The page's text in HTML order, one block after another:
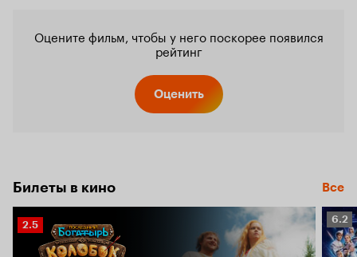
Оцените фильм, чтобы у него поскорее появился
рейтинг
Оценить
Билеты в кино Все
Рейтинг
Кинопоиска
2.5
6.2
6.2